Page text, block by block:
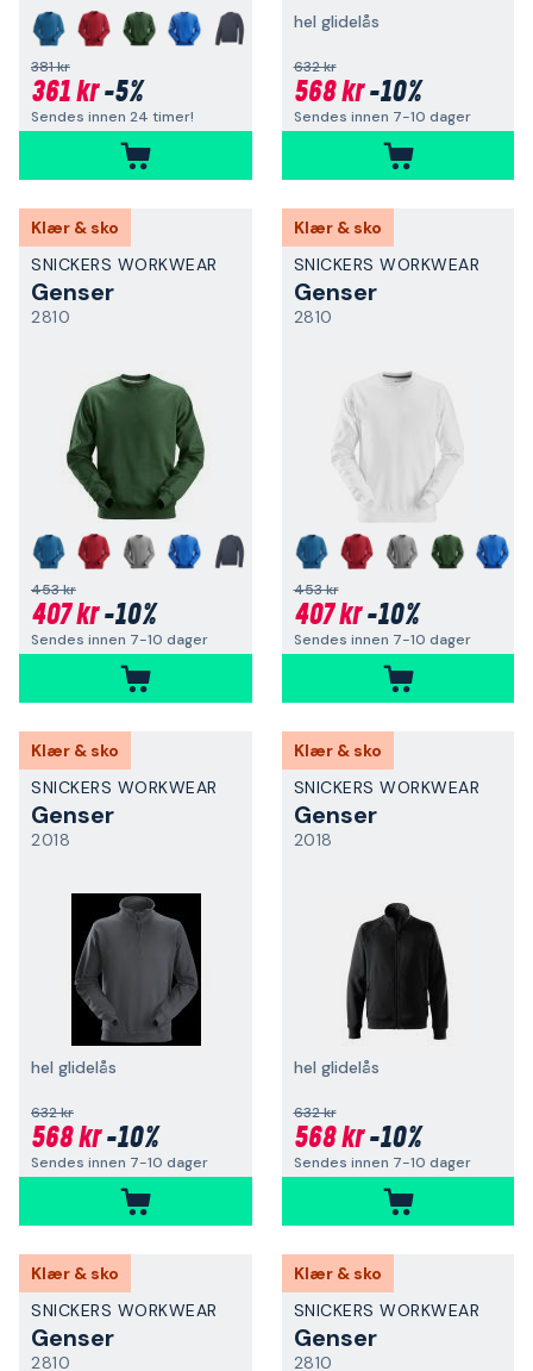
381 kr
361 kr-5%
Sendes innen 24 timer!
hel glidelås
632 kr
568 kr-10%
Sendes innen 7-10 dager
Klær & sko
SNICKERS WORKWEAR
Genser
2810
453 kr
407 kr-10%
Sendes innen 7-10 dager
Klær & sko
SNICKERS WORKWEAR
Genser
2810
453 kr
407 kr-10%
Sendes innen 7-10 dager
Klær & sko
SNICKERS WORKWEAR
Genser
2018
hel glidelås
632 kr
568 kr-10%
Sendes innen 7-10 dager
Klær & sko
SNICKERS WORKWEAR
Genser
2018
hel glidelås
632 kr
568 kr-10%
Sendes innen 7-10 dager
Klær & sko
SNICKERS WORKWEAR
Genser
2810
Klær & sko
SNICKERS WORKWEAR
Genser
2810